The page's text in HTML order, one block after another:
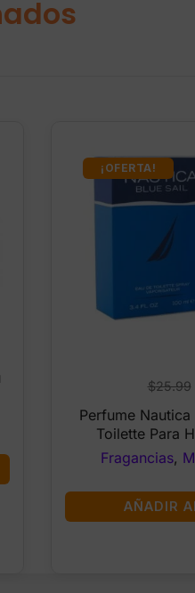
¡OFERTA!
$25.99
Perfume Nautica
Toilette Para
Fragancias,
AÑADIR